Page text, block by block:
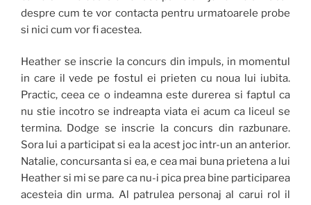
despre cum te vor contacta pentru urmatoarele probe
si nici cum vor fi acestea.
Heather se inscrie la concurs din impuls, in momentul
in care il vede pe fostul ei prieten cu noua lui iubita.
Practic, ceea ce o indeamna este durerea si faptul ca
nu stie incotro se indreapta viata ei acum ca liceul se
termina. Dodge se inscrie la concurs din razbunare.
Sora lui a participat si ea la acest joc intr-un an anterior.
Natalie, concursanta si ea, e cea mai buna prietena a lui
Heather si mi se pare ca nu-i pica prea bine participarea
acesteia din urma. Al patrulea personaj al carui rol il